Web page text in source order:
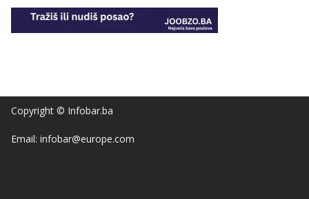
Copyright © Infobar.ba
Email: infobar@europe.com